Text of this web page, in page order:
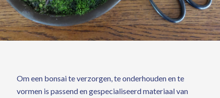
Om een bonsai te verzorgen, te onderhouden en te
vormen is passend en gespecialiseerd materiaal van